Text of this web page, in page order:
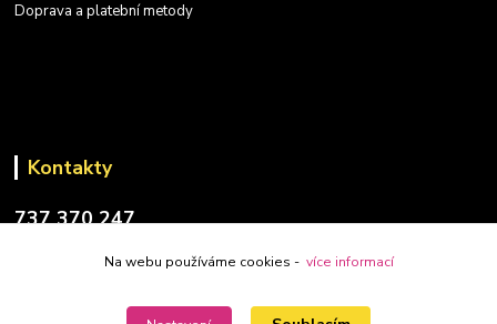
Doprava a platební metody
Kontakty
737 370 247
Na webu používáme cookies - více informací